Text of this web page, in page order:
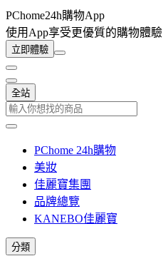
PChome24h購物App
使用App享受更優質的購物體驗
立即體驗
全站
PChome 24h購物
美妝
佳麗寶集團
品牌總覽
KANEBO佳麗寶
分類